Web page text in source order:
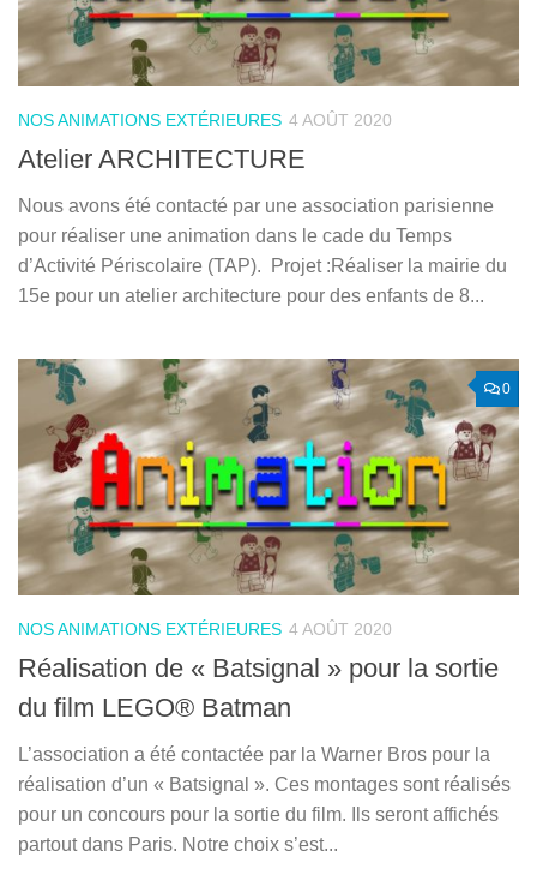
NOS ANIMATIONS EXTÉRIEURES 4 AOÛT 2020
Atelier ARCHITECTURE
Nous avons été contacté par une association parisienne
pour réaliser une animation dans le cade du Temps
d’Activité Périscolaire (TAP). Projet :Réaliser la mairie du
15e pour un atelier architecture pour des enfants de 8...
0
NOS ANIMATIONS EXTÉRIEURES 4 AOÛT 2020
Réalisation de « Batsignal » pour la sortie
du film LEGO® Batman
L’association a été contactée par la Warner Bros pour la
réalisation d’un « Batsignal ». Ces montages sont réalisés
pour un concours pour la sortie du film. Ils seront affichés
partout dans Paris. Notre choix s’est...